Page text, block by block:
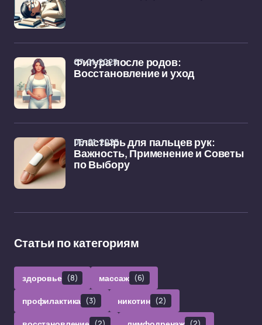
Фигура после родов:
Восстановление и уход
07-01-2025
Пластырь для пальцев рук:
Важность, Применение и Советы
по Выбору
06-01-2025
Статьи по категориям
здоровье (8) массаж (6)
профилактика (3) никотин (2)